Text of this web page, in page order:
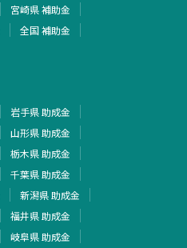
宮崎県 補助金
全国 補助金
岩手県 助成金
山形県 助成金
栃木県 助成金
千葉県 助成金
新潟県 助成金
福井県 助成金
岐阜県 助成金